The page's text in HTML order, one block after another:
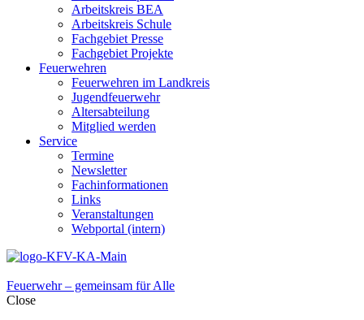
Arbeitskreis BEA
Arbeitskreis Schule
Fachgebiet Presse
Fachgebiet Projekte
Feuerwehren
Feuerwehren im Landkreis
Jugendfeuerwehr
Altersabteilung
Mitglied werden
Service
Termine
Newsletter
Fachinformationen
Links
Veranstaltungen
Webportal (intern)
Feuerwehr – gemeinsam für Alle
Close